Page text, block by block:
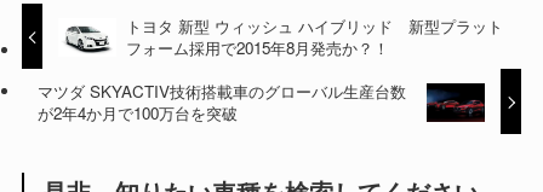
トヨタ 新型 ウィッシュ ハイブリッド 新型プラット
フォーム採用で2015年8月発売か？！
マツダ SKYACTIV技術搭載車のグローバル生産台数
が2年4か月で100万台を突破